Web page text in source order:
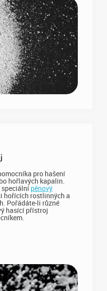
pro hašení
hořlavých kapalin.
speciální pěnový
hořících rostlinných a
Pořádáte-li různé
hasící přístroj